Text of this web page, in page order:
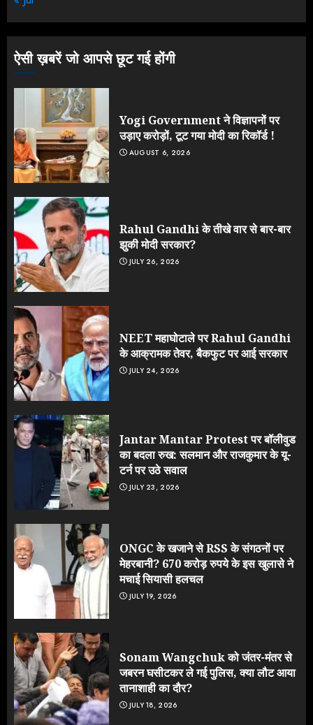
3
ऐसी ख़बरें जो आपसे छूट गई होंगी
Yogi Government ने विज्ञापनों पर
उड़ाए करोड़ों, टूट गया मोदी का रिकॉर्ड !
AUGUST 6, 2026
Rahul Gandhi के तीखे वार से बार-बार
झुकी मोदी सरकार?
JULY 26, 2026
NEET महाघोटाले पर Rahul Gandhi
के आक्रामक तेवर, बैकफुट पर आई सरकार
JULY 24, 2026
Jantar Mantar Protest पर बॉलीवुड
का बदला रुख: सलमान और राजकुमार के यू-
टर्न पर उठे सवाल
JULY 23, 2026
ONGC के खजाने से RSS के संगठनों पर
मेहरबानी? 670 करोड़ रुपये के इस खुलासे ने
मचाई सियासी हलचल
JULY 19, 2026
Sonam Wangchuk को जंतर-मंतर से
जबरन घसीटकर ले गई पुलिस, क्या लौट आया
तानाशाही का दौर?
JULY 18, 2026